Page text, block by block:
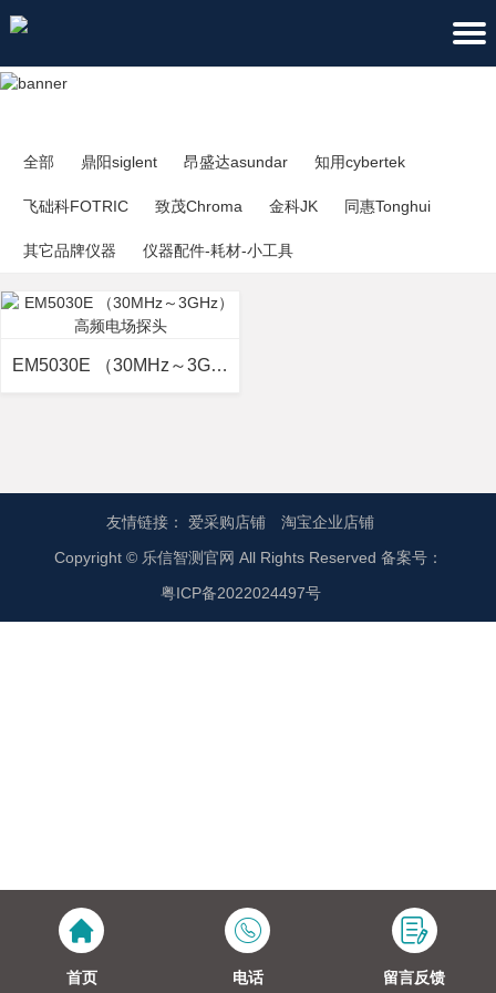
全部 鼎阳siglent 昂盛达asundar 知用cybertek
飞础科FOTRIC 致茂Chroma 金科JK 同惠Tonghui
其它品牌仪器 仪器配件-耗材-小工具
EM5030E （30MHz～3GHz）高频电场探头
友情链接： 爱采购店铺
淘宝企业店铺
Copyright © 乐信智测官网 All Rights Reserved 备案号：
粤ICP备2022024497号
首页 电话 留言反馈